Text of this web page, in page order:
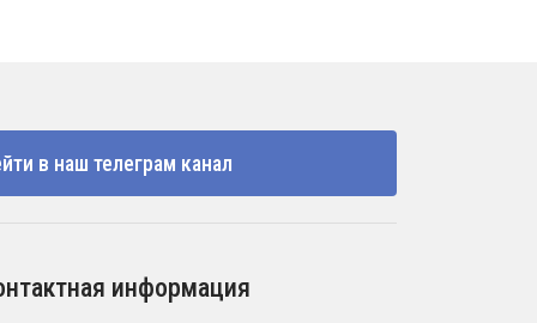
в наш телеграм канал
информация